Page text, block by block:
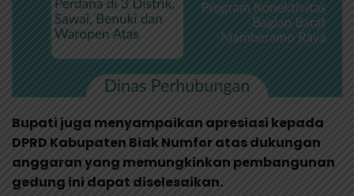
Bupati juga menyampaikan apresiasi kepada
DPRD Kabupaten Biak Numfor atas dukungan
anggaran yang memungkinkan pembangunan
gedung ini dapat diselesaikan.